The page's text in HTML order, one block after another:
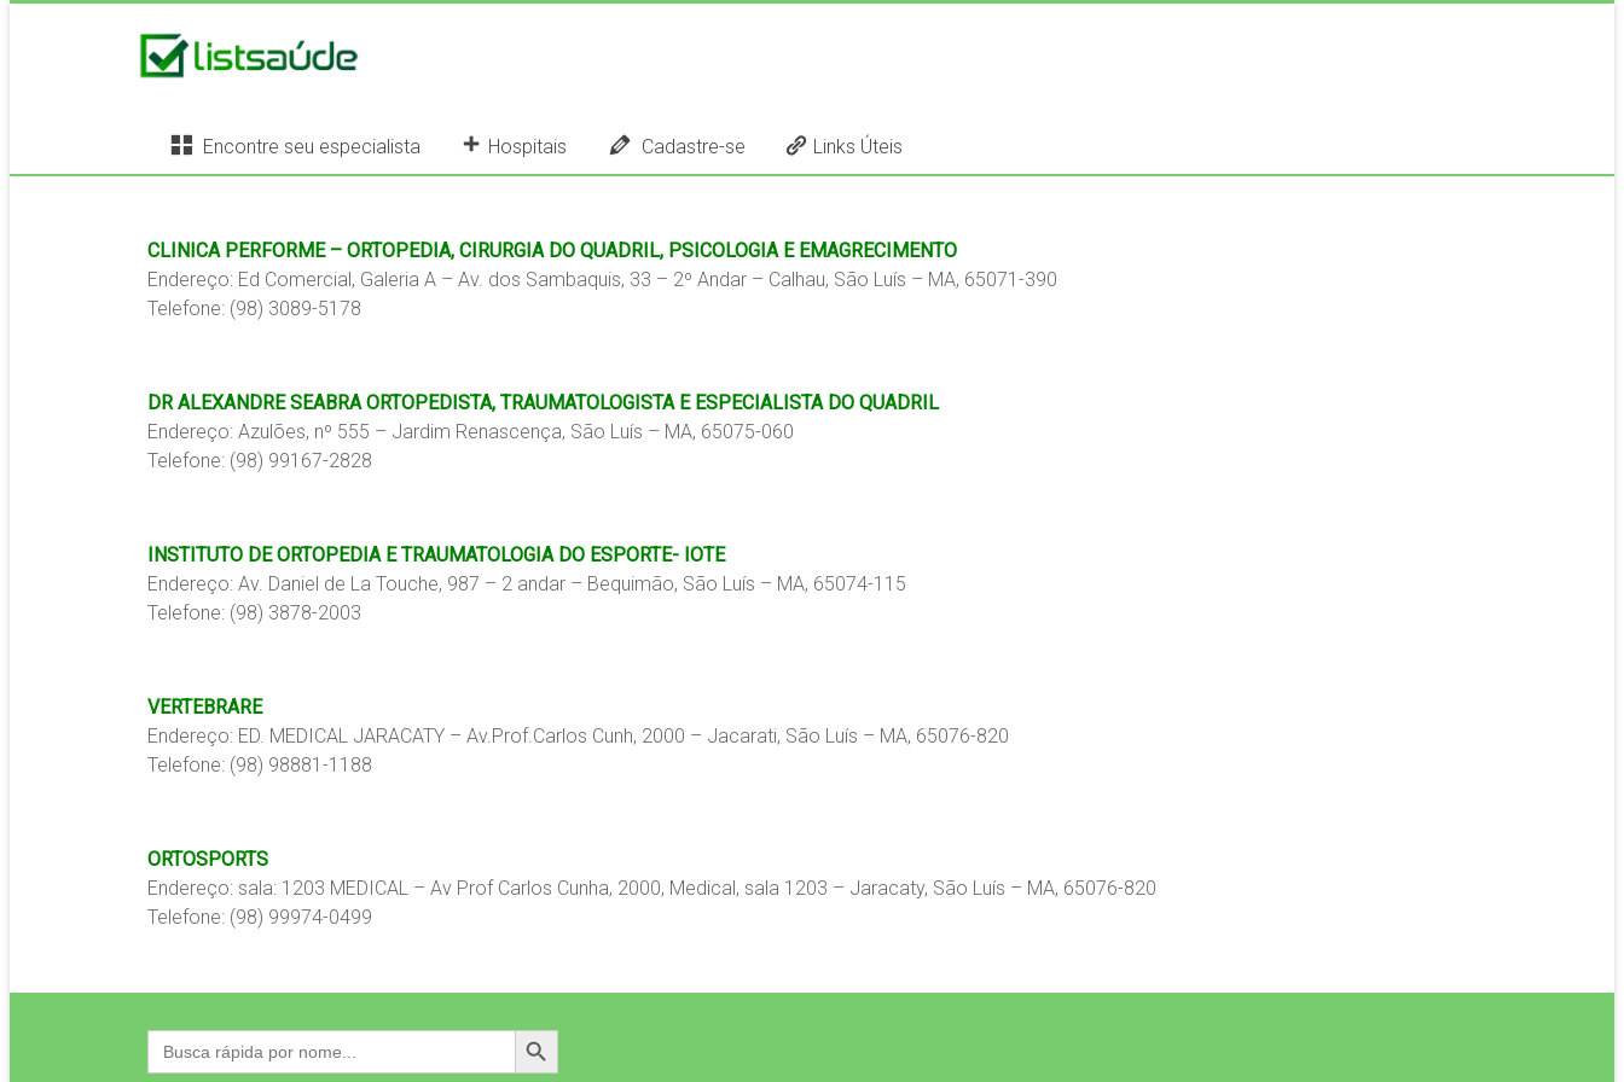
Encontre seu especialista Hospitais Cadastre-se Links Úteis
CLINICA PERFORME – ORTOPEDIA, CIRURGIA DO QUADRIL, PSICOLOGIA E EMAGRECIMENTO
Endereço: Ed Comercial, Galeria A – Av. dos Sambaquis, 33 – 2º Andar – Calhau, São Luís – MA, 65071-390
Telefone: (98) 3089-5178
DR ALEXANDRE SEABRA ORTOPEDISTA, TRAUMATOLOGISTA E ESPECIALISTA DO QUADRIL
Endereço: Azulões, nº 555 – Jardim Renascença, São Luís – MA, 65075-060
Telefone: (98) 99167-2828
INSTITUTO DE ORTOPEDIA E TRAUMATOLOGIA DO ESPORTE- IOTE
Endereço: Av. Daniel de La Touche, 987 – 2 andar – Bequimão, São Luís – MA, 65074-115
Telefone: (98) 3878-2003
VERTEBRARE
Endereço: ED. MEDICAL JARACATY – Av.Prof.Carlos Cunh, 2000 – Jacarati, São Luís – MA, 65076-820
Telefone: (98) 98881-1188
ORTOSPORTS
Endereço: sala: 1203 MEDICAL – Av Prof Carlos Cunha, 2000, Medical, sala 1203 – Jaracaty, São Luís – MA, 65076-820
Telefone: (98) 99974-0499
Search
for:
Search Button